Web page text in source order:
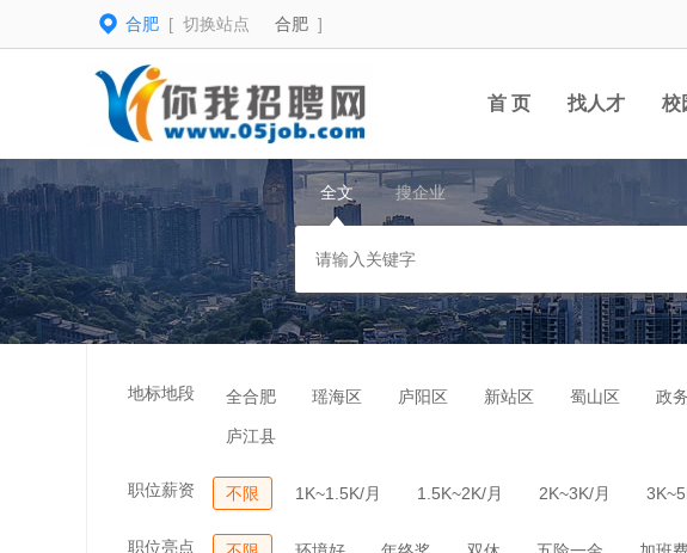
合肥 [ 切换站点 合肥 ]
首 页 找人才 校
全文 搜企业
地标地段 全合肥 瑶海区 庐阳区 新站区 蜀山区 政
庐江县
职位薪资 不限 1K~1.5K/月 1.5K~2K/月 2K~3K/月
职位亮点